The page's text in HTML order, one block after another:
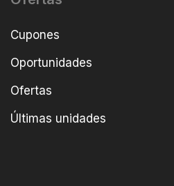
Cupones
Oportunidades
Ofertas
Últimas unidades